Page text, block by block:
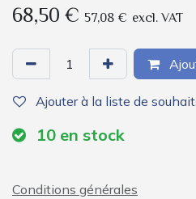
68,50€ 57,08 € excl. VAT
Ajouter à la liste de
10 en stock
Conditions générales